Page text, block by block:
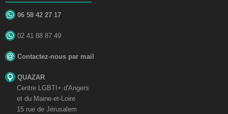
06 58 42 27 17
02 41 88 87 49
Contactez-nous par mail
QUAZAR
Centre LGBTI+ d'Angers
et du Maine-et-Loire
15 rue de Jérusalem